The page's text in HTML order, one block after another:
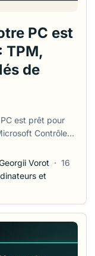
PC est
TPM,
de
est prêt pour
Contrôle
msinfo32 pour le
important est
arrivent
change plusieurs
plus ou que
Il montre
Vorot · 16
et